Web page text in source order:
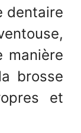
dentaire
manière
brosse
et